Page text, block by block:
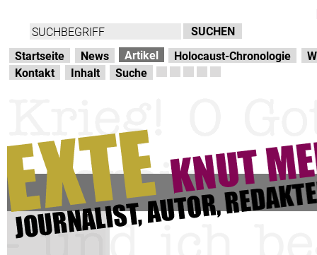
Startseite News Artikel Holocaust-Chronologie
Kontakt
Inhalt Suche